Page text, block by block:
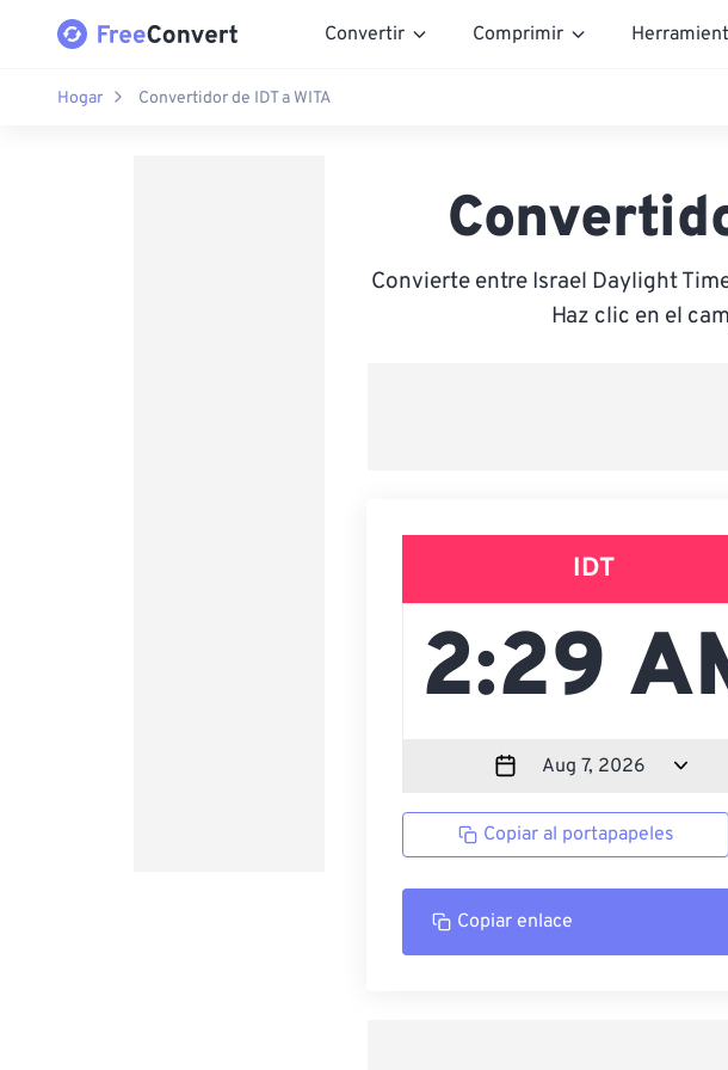
Convertir Comprimir
Hogar Convertidor de IDT a WITA
Convierte entre Israel Daylight
Haz clic en el
IDT
Copiar al portapapeles
Copiar enlace